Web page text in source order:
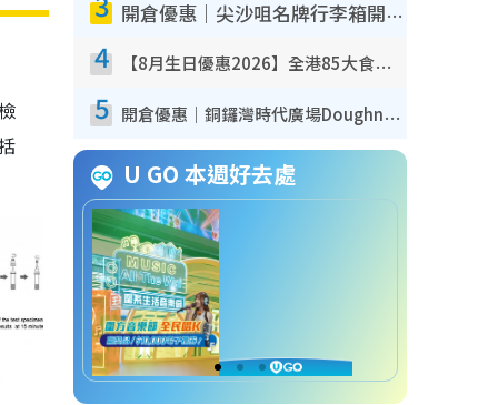
開倉優惠｜尖沙咀名牌行李箱開倉低至4折！一連5日 American Tourister/ace./Hallmark $200起！
4 【8月生日優惠2026】全港85大食買玩著數攻略 自助餐/火鍋放題同行免費＋誠品/DONKI送現金券
5 開倉優惠｜銅鑼灣時代廣場Doughnut/Campo Marzio開倉低至1折！背囊、書包、手袋劈價$200起
U GO 本週好去處